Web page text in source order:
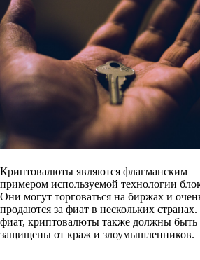
Криптовалюты являются флагманским
примером используемой технологии
Они могут торговаться на биржах и
продаются за фиат в нескольких
фиат, криптовалюты также должны быть
защищены от краж и злоумышленников.